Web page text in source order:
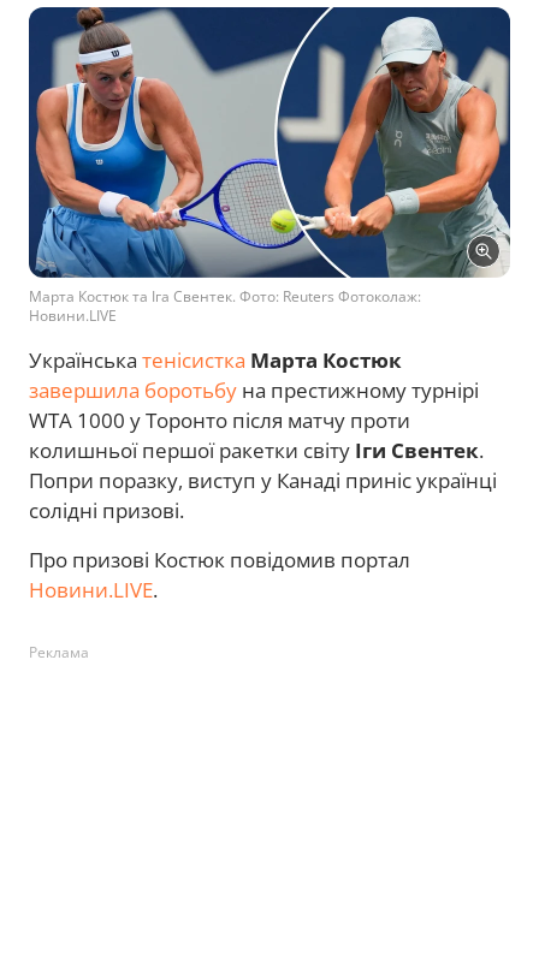
Марта Костюк та Іга Свентек. Фото: Reuters Фотоколаж:
Новини.LIVE
Українська тенісистка Марта Костюк
завершила боротьбу на престижному турнірі
WTA 1000 у Торонто після матчу проти
колишньої першої ракетки світу Іги Свентек.
Попри поразку, виступ у Канаді приніс українці
солідні призові.
Про призові Костюк повідомив портал
Новини.LIVE.
Реклама